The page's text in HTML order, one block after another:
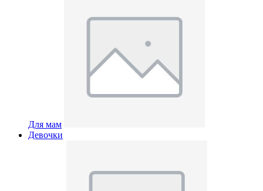
Для мам
Девочки